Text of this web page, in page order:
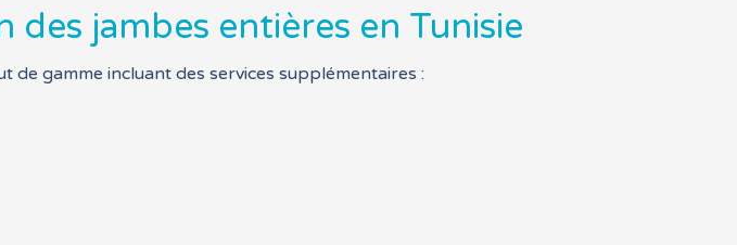
des jambes entières en Tunisie
de gamme incluant des services supplémentaires :